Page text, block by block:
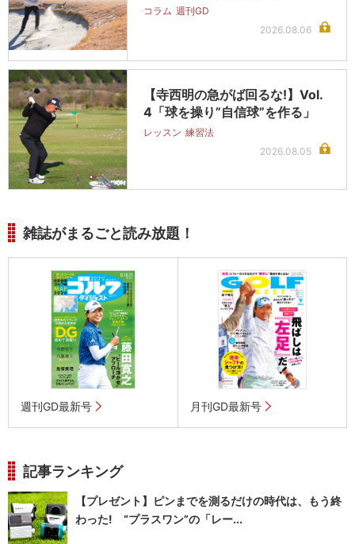
コラム 週刊GD
2026.08.06
【寺西明の急がば回るな!】Vol.
4「球を操り”自信球”を作る」
レッスン 練習法
2026.08.05
雑誌がまるごと読み放題！
週刊GD最新号 月刊GD最新号
記事ランキング
【プレゼント】ピンまでを測るだけの時代は、もう終
わった! “プラスワン”の「レー...